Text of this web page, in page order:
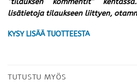
lisätietoja tilaukseen liittyen,
KYSY LISÄÄ TUOTTEESTA
TUTUSTU MYÖS